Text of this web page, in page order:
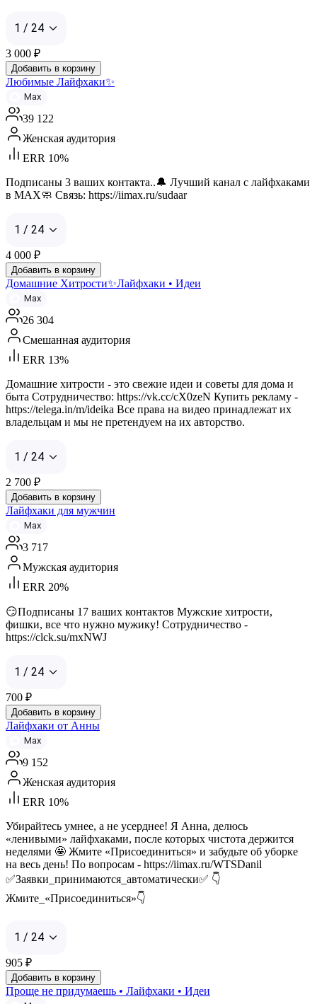
1 / 24
3 000 ₽
Добавить в корзину
Любимые Лайфхаки✨
Max
39 122
Женская аудитория
ERR 10%
Подписаны 3 ваших контакта..🔔 Лучший канал с лайфхаками
в MAX🧼 Связь: https://iimax.ru/sudaar
1 / 24
4 000 ₽
Добавить в корзину
Домашние Хитрости✨Лайфхаки • Идеи
Max
26 304
Смешанная аудитория
ERR 13%
Домашние хитрости - это свежие идеи и советы для дома и
быта Сотрудничество: https://vk.cc/cX0zeN Купить рекламу -
https://telega.in/m/ideika Все права на видео принадлежат их
владельцам и мы не претендуем на их авторство.
1 / 24
2 700 ₽
Добавить в корзину
Лайфхаки для мужчин
Max
3 717
Мужская аудитория
ERR 20%
😏Подписаны 17 ваших контактов Мужские хитрости,
фишки, все что нужно мужику! Сотрудничество -
https://clck.su/mxNWJ
1 / 24
700 ₽
Добавить в корзину
Лайфхаки от Анны
Max
9 152
Женская аудитория
ERR 10%
Убирайтесь умнее, а не усерднее! Я Анна, делюсь
«ленивыми» лайфхаками, после которых чистота держится
неделями 🤩 Жмите «Присоединиться» и забудьте об уборке
на весь день! По вопросам - https://iimax.ru/WTSDanil
✅Заявки_принимаются_автоматически✅ 👇
Жмите_«Присоединиться»👇
1 / 24
905 ₽
Добавить в корзину
Проще не придумаешь • Лайфхаки • Идеи